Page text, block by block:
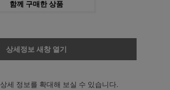
함께 구매한 상품
상세정보 새창 열기
상세 정보를 확대해 보실 수 있습니다.